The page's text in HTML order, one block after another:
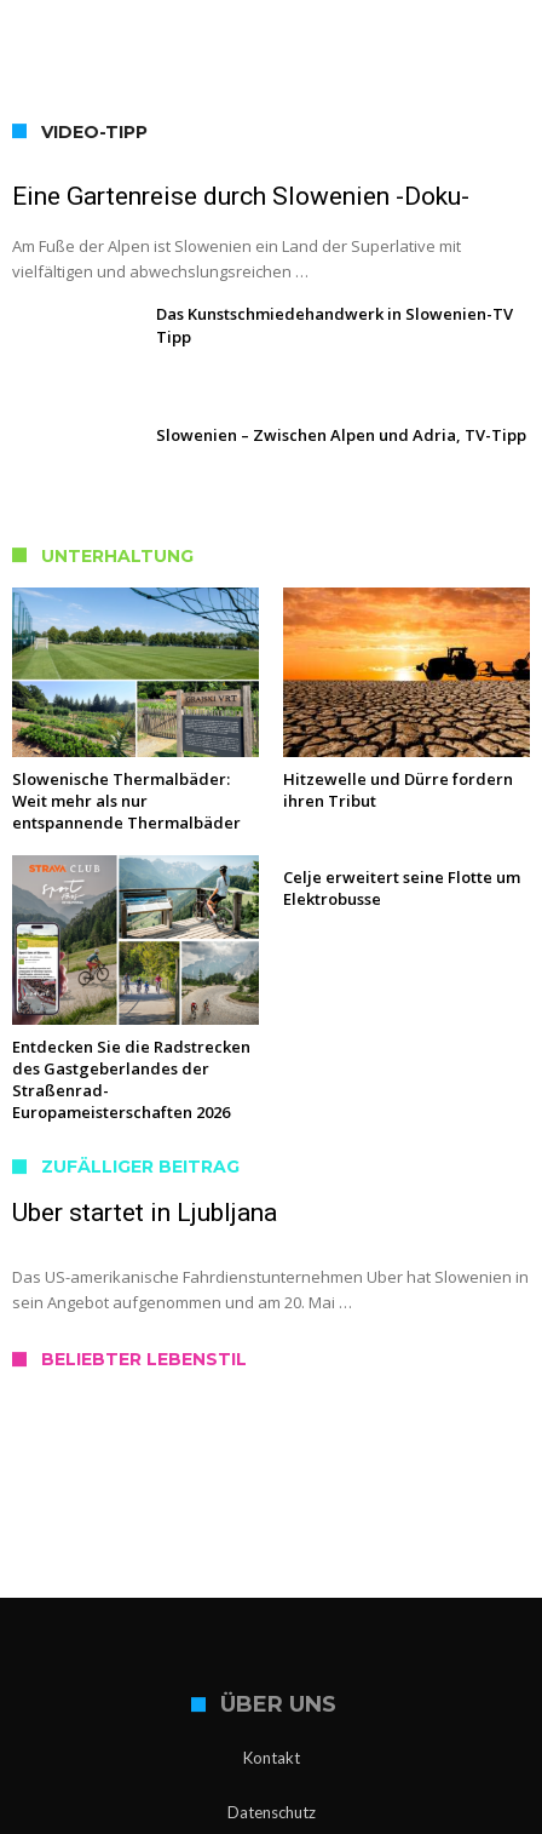
VIDEO-TIPP
Eine Gartenreise durch Slowenien -Doku-
Am Fuße der Alpen ist Slowenien ein Land der Superlative mit
vielfältigen und abwechslungsreichen …
Das Kunstschmiedehandwerk in Slowenien-TV
Tipp
Slowenien – Zwischen Alpen und Adria, TV-Tipp
UNTERHALTUNG
Slowenische Thermalbäder:
Weit mehr als nur
entspannende Thermalbäder
Hitzewelle und Dürre fordern
ihren Tribut
Entdecken Sie die Radstrecken
des Gastgeberlandes der
Straßenrad-
Europameisterschaften 2026
Celje erweitert seine Flotte um
Elektrobusse
ZUFÄLLIGER BEITRAG
Uber startet in Ljubljana
Das US-amerikanische Fahrdienstunternehmen Uber hat Slowenien in
sein Angebot aufgenommen und am 20. Mai …
BELIEBTER LEBENSTIL
ÜBER UNS
Kontakt
Datenschutz